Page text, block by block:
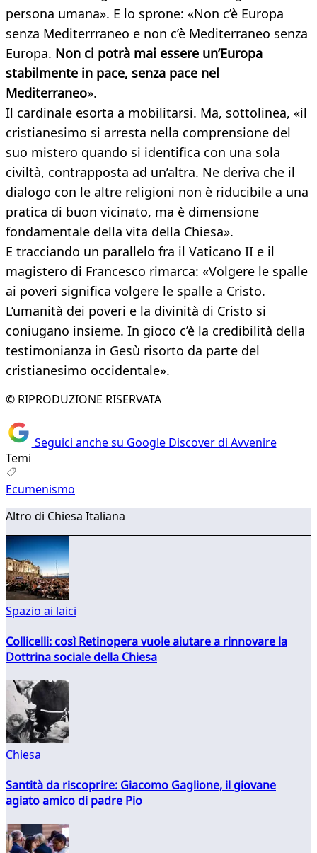
persona umana». E lo sprone: «Non c’è Europa
senza Mediterrraneo e non c’è Mediterraneo senza
Europa. Non ci potrà mai essere un’Europa
stabilmente in pace, senza pace nel
Mediterraneo».
Il cardinale esorta a mobilitarsi. Ma, sottolinea, «il
cristianesimo si arresta nella comprensione del
suo mistero quando si identifica con una sola
civiltà, contrapposta ad un’altra. Ne deriva che il
dialogo con le altre religioni non è riducibile a una
pratica di buon vicinato, ma è dimensione
fondamentale della vita della Chiesa».
E tracciando un parallelo fra il Vaticano II e il
magistero di Francesco rimarca: «Volgere le spalle
ai poveri significa volgere le spalle a Cristo.
L’umanità dei poveri e la divinità di Cristo si
coniugano insieme. In gioco c’è la credibilità della
testimonianza in Gesù risorto da parte del
cristianesimo occidentale».
© RIPRODUZIONE RISERVATA
Seguici anche su Google Discover di Avvenire
Temi
Ecumenismo
Altro di Chiesa Italiana
Spazio ai laici
Collicelli: così Retinopera vuole aiutare a rinnovare la
Dottrina sociale della Chiesa
Chiesa
Santità da riscoprire: Giacomo Gaglione, il giovane
agiato amico di padre Pio